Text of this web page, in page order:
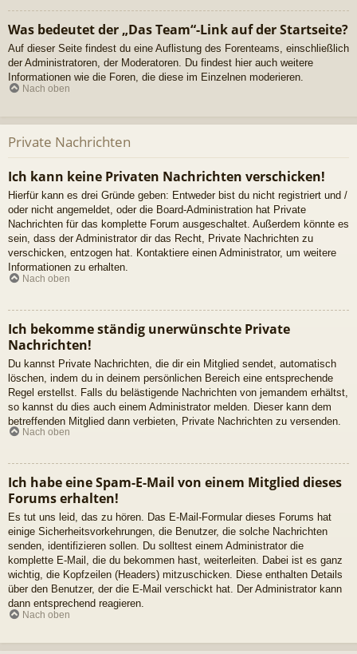
Was bedeutet der „Das Team“-Link auf der Startseite?
Auf dieser Seite findest du eine Auflistung des Forenteams, einschließlich
der Administratoren, der Moderatoren. Du findest hier auch weitere
Informationen wie die Foren, die diese im Einzelnen moderieren.
Nach oben
Private Nachrichten
Ich kann keine Privaten Nachrichten verschicken!
Hierfür kann es drei Gründe geben: Entweder bist du nicht registriert und /
oder nicht angemeldet, oder die Board-Administration hat Private
Nachrichten für das komplette Forum ausgeschaltet. Außerdem könnte es
sein, dass der Administrator dir das Recht, Private Nachrichten zu
verschicken, entzogen hat. Kontaktiere einen Administrator, um weitere
Informationen zu erhalten.
Nach oben
Ich bekomme ständig unerwünschte Private
Nachrichten!
Du kannst Private Nachrichten, die dir ein Mitglied sendet, automatisch
löschen, indem du in deinem persönlichen Bereich eine entsprechende
Regel erstellst. Falls du belästigende Nachrichten von jemandem erhältst,
so kannst du dies auch einem Administrator melden. Dieser kann dem
betreffenden Mitglied dann verbieten, Private Nachrichten zu versenden.
Nach oben
Ich habe eine Spam-E-Mail von einem Mitglied dieses
Forums erhalten!
Es tut uns leid, das zu hören. Das E-Mail-Formular dieses Forums hat
einige Sicherheitsvorkehrungen, die Benutzer, die solche Nachrichten
senden, identifizieren sollen. Du solltest einem Administrator die
komplette E-Mail, die du bekommen hast, weiterleiten. Dabei ist es ganz
wichtig, die Kopfzeilen (Headers) mitzuschicken. Diese enthalten Details
über den Benutzer, der die E-Mail verschickt hat. Der Administrator kann
dann entsprechend reagieren.
Nach oben